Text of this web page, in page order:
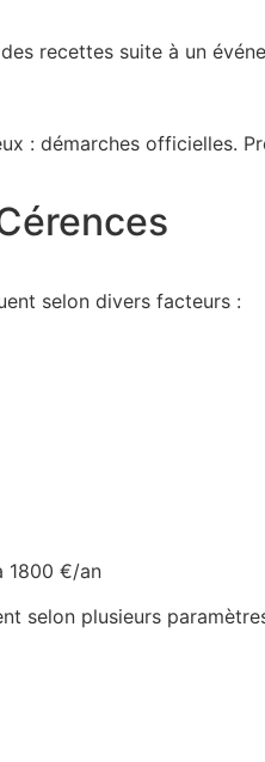
recettes suite à un
: démarches officielles.
selon divers facteurs :
1800 €/an
selon plusieurs